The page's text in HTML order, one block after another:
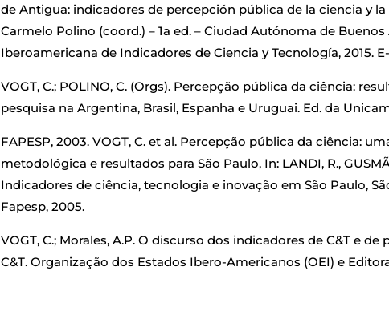
de Antigua: indicadores de percepción pública de la ciencia y
Carmelo Polino (coord.) – 1a ed. – Ciudad Autónoma de Buenos
Iberoamericana de Indicadores de Ciencia y Tecnología, 2015.
VOGT, C.; POLINO, C. (Orgs). Percepção pública da ciência:
pesquisa na Argentina, Brasil, Espanha e Uruguai. Ed. da
FAPESP, 2003. VOGT, C. et al. Percepção pública da ciência:
metodológica e resultados para São Paulo, In: LANDI, R.,
Indicadores de ciência, tecnologia e inovação em São Paulo,
Fapesp, 2005.
VOGT, C.; Morales, A.P. O discurso dos indicadores de C&T e de
C&T. Organização dos Estados Ibero-Americanos (OEI) e